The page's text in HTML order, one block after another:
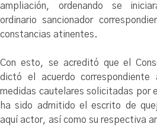
ampliación, ordenando se
ordinario sancionador
constancias atinentes.
Con esto, se acreditó que el
dictó el acuerdo
medidas cautelares solicitadas por
ha sido admitido el escrito de
aquí actor, así como su respectiva